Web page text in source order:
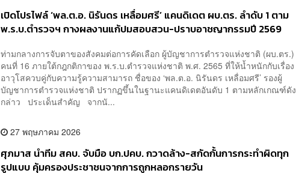
เปิดโปรไฟล์ ‘พล.ต.อ. นิรันดร เหลื่อมศรี’ แคนดิเดต ผบ.ตร. ลำดับ 1 ตาม
พ.ร.บ.ตำรวจฯ กางผลงานแก้ปมสอบสวน-ปราบอาชญากรรมปี 2569
ท่ามกลางการจับตาของสังคมต่อการคัดเลือก ผู้บัญชาการตำรวจแห่งชาติ (ผบ.ตร.)
คนที่ 16 ภายใต้กฎกติกาของ พ.ร.บ.ตำรวจแห่งชาติ พ.ศ. 2565 ที่ให้น้ำหนักกับเรื่อง
อาวุโสควบคู่กับความรู้ความสามารถ ชื่อของ ‘พล.ต.อ. นิรันดร เหลื่อมศรี’ รองผู้
บัญชาการตำรวจแห่งชาติ ปรากฏขึ้นในฐานะแคนดิเดตอันดับ 1 ตามหลักเกณฑ์ดัง
กล่าว ประเด็นสำคัญ จากนั...
27 พฤษภาคม 2026
ศุภมาส นำทีม สคบ. จับมือ บก.ปคบ. กวาดล้าง-สกัดกั้นการกระทำผิดทุก
รูปแบบ คุ้มครองประชาชนจากการถูกหลอกรายวัน